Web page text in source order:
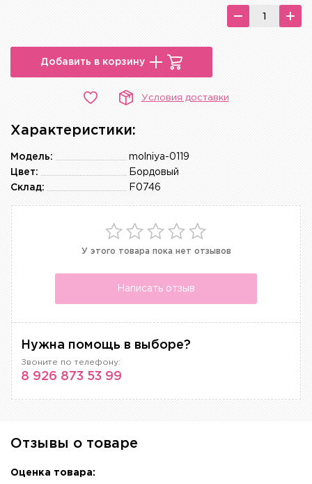
Добавить в корзину
Условия доставки
Характеристики:
molniya-0119
Модель:
Бордовый
Цвет:
F0746
Склад:
У этого товара пока нет отзывов
Написать отзыв
Нужна помощь в выборе?
Звоните по телефону:
8 926 873 53 99
Отзывы о товаре
Оценка товара: